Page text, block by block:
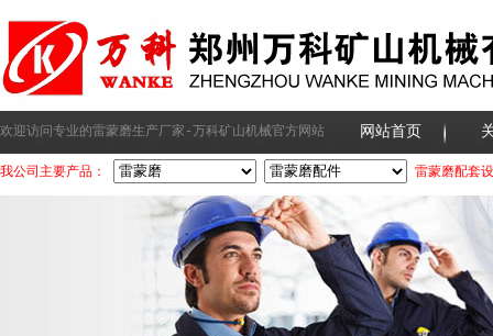
欢迎访问专业的雷蒙磨生产厂家-万科矿山机械官方网站 网站首页
我公司主要产品： 雷蒙磨配套